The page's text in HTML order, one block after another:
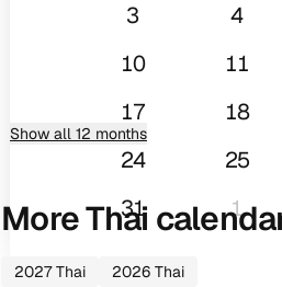
3
4
10
11
17
18
24
25
31
1
Show all 12 months
MoreThai
2027 Thai 2026 Thai